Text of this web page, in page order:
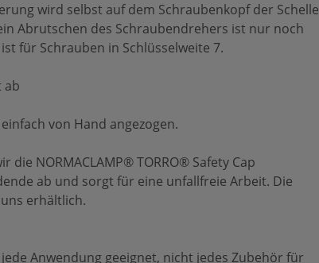
wird selbst auf dem Schraubenkopf der Schelle
Abrutschen des Schraubendrehers ist nur noch
für Schrauben in Schlüsselweite 7.
ab
von Hand angezogen.
NORMACLAMP® TORRO® Safety Cap
ab und sorgt für eine unfallfreie Arbeit. Die
erhältlich.
Anwendung geeignet, nicht jedes Zubehör für